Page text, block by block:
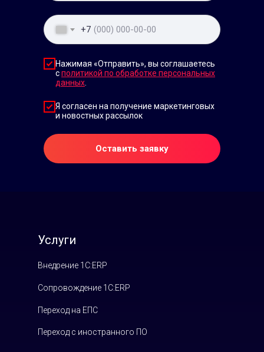
+7
Нажимая «Отправить», вы соглашаетесь
сполитикой по обработке персональных
данных
Я согласен на получение маркетинговых
и новостных рассылок
Оставить заявку
Услуги
Внедрение 1С:ERP
Сопровождение 1С:ERP
Переход на ЕПС
Переход с иностранного ПО